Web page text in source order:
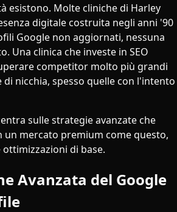
esistono. Molte cliniche di Harley
digitale costruita negli anni '90
Google non aggiornati, nessuna
Una clinica che investe in SEO
competitor molto più grandi
di nicchia, spesso quelle con l'intento
sulle strategie avanzate che
un mercato premium come questo,
di base.
Avanzata del Google